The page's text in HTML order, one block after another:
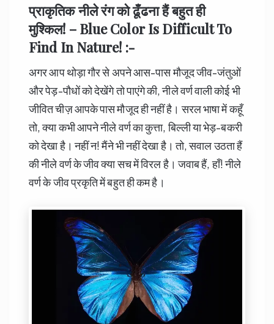
प्राकृतिक नीले रंग को ढूँढना हैं बहुत ही
मुश्किल! – Blue Color Is Difficult To
Find In Nature! :-
अगर आप थोड़ा गौर से अपने आस-पास मौजूद जीव-जंतुओं
और पेड़-पौधों को देखेंगे तो पाएंगे की, नीले वर्ण वाली कोई भी
जीवित चीज़ आपके पास मौजूद ही नहीं है। सरल भाषा में कहूँ
तो, क्या कभी आपने नीले वर्ण का कुत्ता, बिल्ली या भेड़-बकरी
को देखा है। नहीं न! मैंने भी नहीं देखा है। तो, सवाल उठता हैं
की नीले वर्ण के जीव क्या सच में विरल है। जवाब हैं, हाँ! नीले
वर्ण के जीव प्रकृति में बहुत ही कम है।